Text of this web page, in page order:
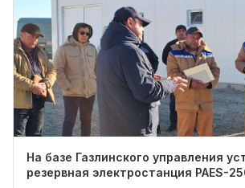
На базе Газлинского управления
резервная электростанция PAES-